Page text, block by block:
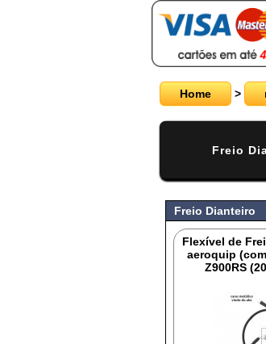
Home >
Freio
Freio Dianteiro
Flexível de
aeroquip
Z900RS